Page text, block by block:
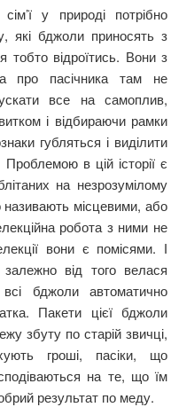
у природі потрібно
які бджоли приносять з
тобто відроїтись. Вони з
про пасічника там не
все на самоплив,
і відбираючи рамки
губляться і виділити
в цій історії є
на незрозумілому
називають місцевими, або
робота з ними не
вони є помісями. І
від того велася
бджоли автоматично
Пакети цієї бджоли
збуту по старій звичці,
гроші, пасіки, що
на те, що їм
результат по меду.